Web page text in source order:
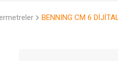
BENNING CM 6